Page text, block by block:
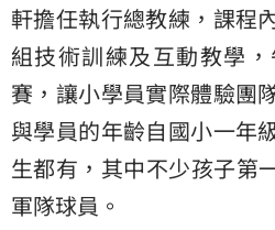
軒擔任執行總教練，課程
組技術訓練及互動教學
賽，讓小學員實際體驗團
與學員的年齡自國小一年
生都有，其中不少孩子第
軍隊球員。